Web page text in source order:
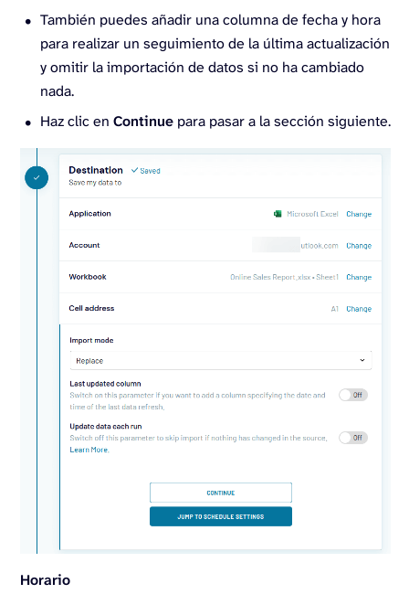
También puedes añadir una columna de fecha y hora
para realizar un seguimiento de la última actualización
y omitir la importación de datos si no ha cambiado
nada.
Haz clic en Continue para pasar a la sección siguiente.
Horario